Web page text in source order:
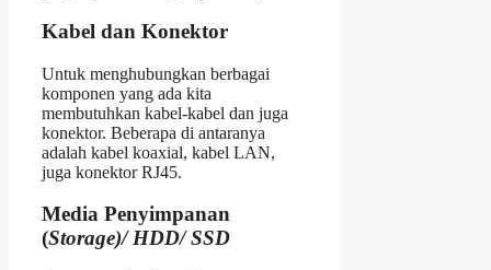
Kabel dan Konektor
Untuk menghubungkan berbagai
komponen yang ada kita
membutuhkan kabel-kabel dan juga
konektor. Beberapa di antaranya
adalah kabel koaxial, kabel LAN,
juga konektor RJ45.
Media Penyimpanan
(Storage)/ HDD/ SSD